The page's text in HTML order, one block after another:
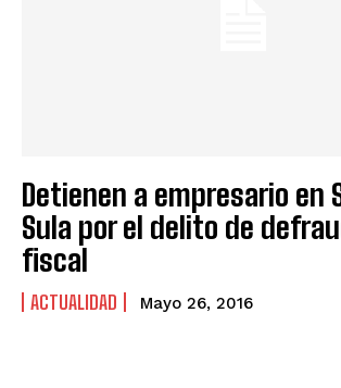
Detienen a empresario en
Sula por el delito de
fiscal
ACTUALIDAD Mayo 26, 2016